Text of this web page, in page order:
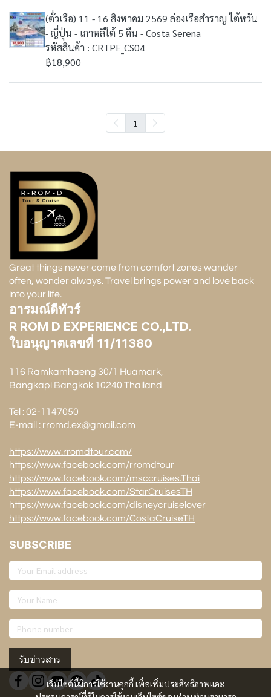
(ตั๋วเรือ) 11 - 16 สิงหาคม 2569 ล่องเรือสำราญ ไต้หวัน
- ญี่ปุ่น - เกาหลีใต้ 5 คืน - Costa Serena
รหัสสินค้า : CRTPE_CS04
฿18,900
1
เว็บไซต์นี้มีการใช้งานคุกกี้ เพื่อเพิ่มประสิทธิภาพและ
Great things never come from comfort zones wander
often, wonder always. Travel brings power and love back
into your life.
อารมณ์ดีทัวร์
R ROM D EXPERIENCE CO.,LTD.
ใบอนุญาตเลขที่ 11/11380
116 Ramkamhaeng 30/1 Huamark,
Bangkapi Bangkok 10240 Thailand
Tel : 02-1147050
E-mail : rromd.ex@gmail.com
https://www.rromdtour.com/
https://www.facebook.com/rromdtour
https://www.facebook.com/msccruises.Thai
https://www.facebook.com/StarCruisesTH
https://www.facebook.com/disneycruiselover
https://www.facebook.com/CostaCruiseTH
SUBSCRIBE
รับข่าวสาร